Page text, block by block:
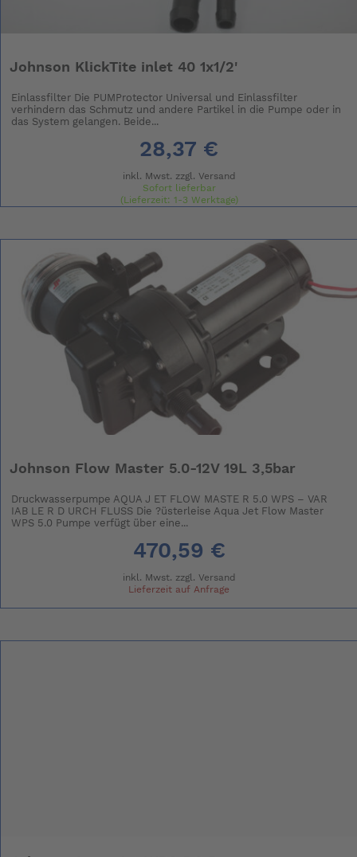
Johnson KlickTite inlet 40 1x1/2'
Einlassfilter Die PUMProtector Universal und Einlassfilter
verhindern das Schmutz und andere Partikel in die Pumpe oder in
das System gelangen. Beide...
28,37 €
inkl. Mwst. zzgl. Versand
Sofort lieferbar
(Lieferzeit: 1-3 Werktage)
Johnson Flow Master 5.0-12V 19L 3,5bar
Druckwasserpumpe AQUA J ET FLOW MASTE R 5.0 WPS – VAR
IAB LE R D URCH FLUSS Die ?üsterleise Aqua Jet Flow Master
WPS 5.0 Pumpe verfügt über eine...
470,59 €
inkl. Mwst. zzgl. Versand
Lieferzeit auf Anfrage